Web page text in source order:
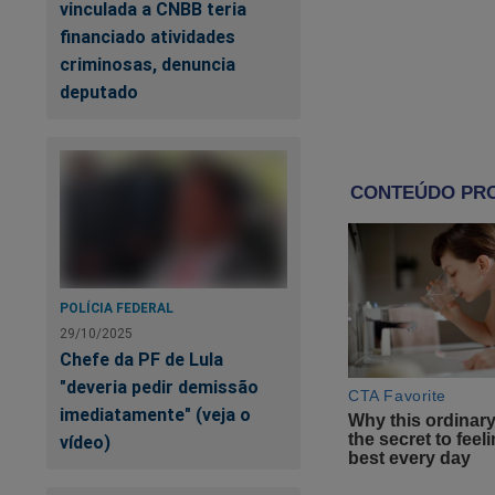
vinculada a CNBB teria
financiado atividades
criminosas, denuncia
deputado
POLÍCIA FEDERAL
29/10/2025
Chefe da PF de Lula
"deveria pedir demissão
imediatamente" (veja o
vídeo)
retratar,
vítima não ler)
Além disso, é um
informa o canal,
É ficção, pois. E
pessoas reais:
E apesar da
possam ficar